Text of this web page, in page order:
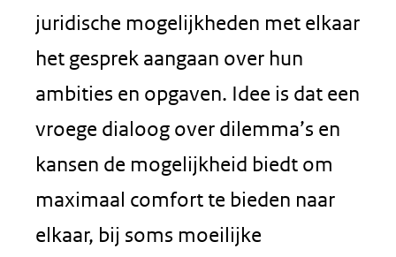
juridische mogelijkheden met elkaar
het gesprek aangaan over hun
ambities en opgaven. Idee is dat een
vroege dialoog over dilemma’s en
kansen de mogelijkheid biedt om
maximaal comfort te bieden naar
elkaar, bij soms moeilijke